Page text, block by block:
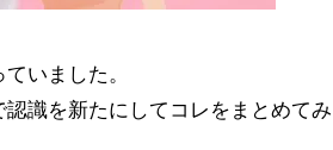
ていました。
識を新たにしてコレをまとめてみ